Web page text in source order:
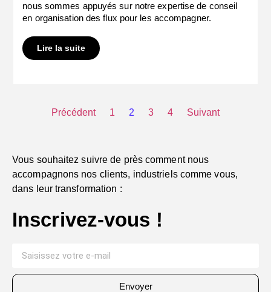
nous sommes appuyés sur notre expertise de conseil
en organisation des flux pour les accompagner.
Lire la suite
Précédent 1 2 3 4 Suivant
Vous souhaitez suivre de près comment nous
accompagnons nos clients, industriels comme vous,
dans leur transformation :
Inscrivez-vous !
Envoyer